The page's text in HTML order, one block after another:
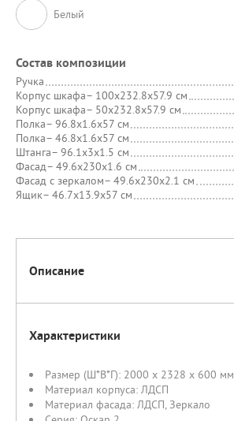
Белый
Состав композиции
Ручка
Корпус шкафа– 100х232.8х57.9 см
Корпус шкафа– 50х232.8х57.9 см
Полка– 96.8х1.6х57 см
Полка– 46.8х1.6х57 см
Штанга– 96.1х3х1.5 см
Фасад– 49.6х230х1.6 см
Фасад с зеркалом– 49.6х230х2.1 см
Ящик– 46.7х13.9х57 см
Описание
Характеристики
Размер (Ш*В*Г): 2000 x 2328 x 600 мм
Материал корпуса: ЛДСП
Материал фасада: ЛДСП,Зеркало